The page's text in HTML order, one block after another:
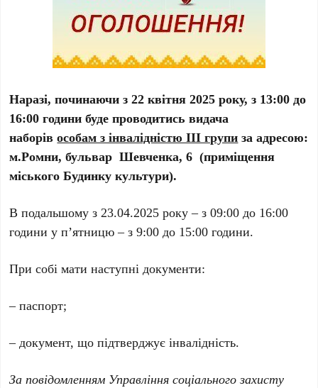
Наразі, починаючи з 22 квітня 2025 року, з 13:00 до
16:00 години буде проводитись видача
наборівособам з інвалідністю III групи за адресою:
м.Ромни, бульвар Шевченка, 6 (приміщення
міського Будинку культури).
В подальшому з 23.04.2025 року – з 09:00 до 16:00
години у п’ятницю – з 9:00 до 15:00 години.
При собі мати наступні документи:
– паспорт;
– документ, що підтверджує інвалідність.
За повідомленням Управління соціального захисту